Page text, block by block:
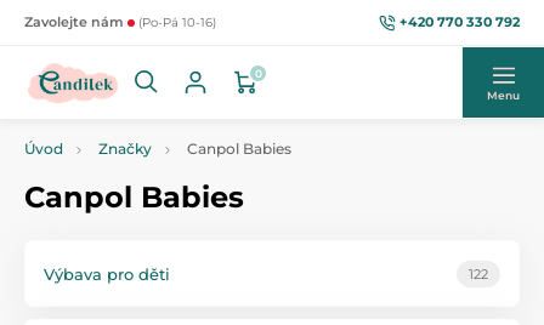
Zavolejte nám (Po-Pá 10-16) +420 770 330 792
0
Menu
Úvod Značky Canpol Babies
Canpol Babies
Výbava pro děti 122